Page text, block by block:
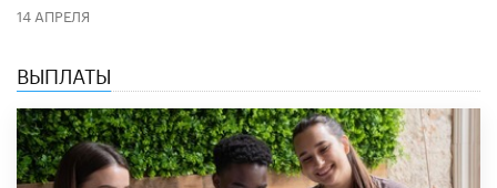
14 АПРЕЛЯ
ВЫПЛАТЫ